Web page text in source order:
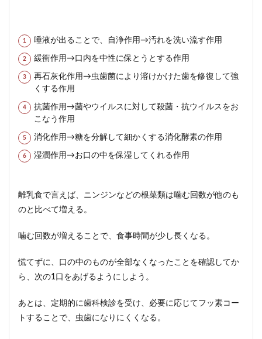
唾液が出ることで、自浄作用→汚れを洗い流す作用
緩衝作用→口内を中性に保とうとする作用
再石灰化作用→虫歯菌により溶けかけた歯を修復して強
くする作用
抗菌作用→菌やウイルスに対して殺菌・抗ウイルスをお
こなう作用
消化作用→糖を分解して細かくする消化酵素の作用
湿潤作用→お口の中を保湿してくれる作用
離乳食で言えば、ニンジンなどの根菜類は噛む回数が他のも
のと比べて増える。
噛む回数が増えることで、食事時間が少し長くなる。
慌てずに、口の中のものが全部なくなったことを確認してか
ら、次の1口をあげるようにしよう。
あとは、定期的に歯科検診を受け、必要に応じてフッ素コー
トすることで、虫歯になりにくくなる。